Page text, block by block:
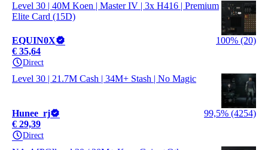
Level 30 | 40M Koen | Master IV | 3x H416 | Premium
Elite Card (15D)
EQUIN0X
100% (20)
€ 35,64
Direct
Level 30 | 21.7M Cash | 34M+ Stash | No Magic
Hunee_rj
99,5% (4254)
€ 29,39
Direct